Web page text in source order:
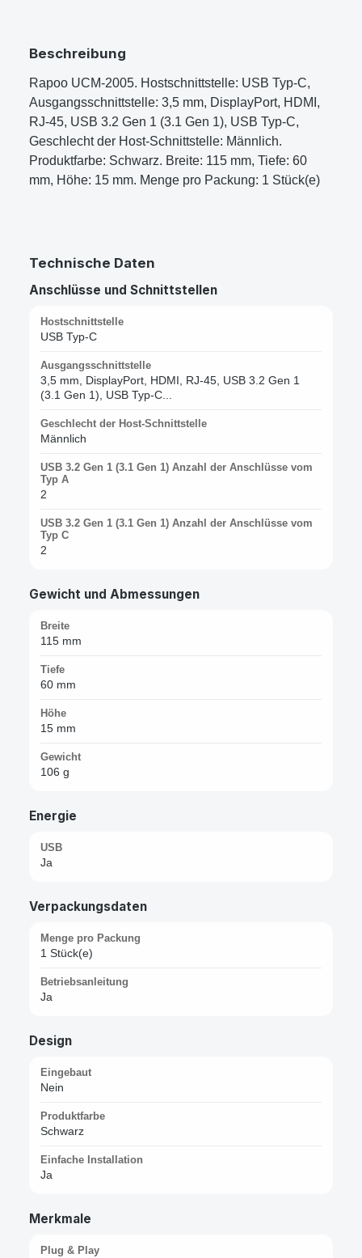
Beschreibung
Rapoo UCM-2005. Hostschnittstelle: USB Typ-C,
Ausgangsschnittstelle: 3,5 mm, DisplayPort, HDMI,
RJ-45, USB 3.2 Gen 1 (3.1 Gen 1), USB Typ-C,
Geschlecht der Host-Schnittstelle: Männlich.
Produktfarbe: Schwarz. Breite: 115 mm, Tiefe: 60
mm, Höhe: 15 mm. Menge pro Packung: 1 Stück(e)
Technische Daten
Anschlüsse und Schnittstellen
Hostschnittstelle
USB Typ-C
Ausgangsschnittstelle
3,5 mm, DisplayPort, HDMI, RJ-45, USB 3.2 Gen 1
(3.1 Gen 1), USB Typ-C...
Geschlecht der Host-Schnittstelle
Männlich
USB 3.2 Gen 1 (3.1 Gen 1) Anzahl der Anschlüsse vom
Typ A
2
USB 3.2 Gen 1 (3.1 Gen 1) Anzahl der Anschlüsse vom
Typ C
2
Gewicht und Abmessungen
Breite
115 mm
Tiefe
60 mm
Höhe
15 mm
Gewicht
106 g
Energie
USB
Ja
Verpackungsdaten
Menge pro Packung
1 Stück(e)
Betriebsanleitung
Ja
Design
Eingebaut
Nein
Produktfarbe
Schwarz
Einfache Installation
Ja
Merkmale
Plug & Play